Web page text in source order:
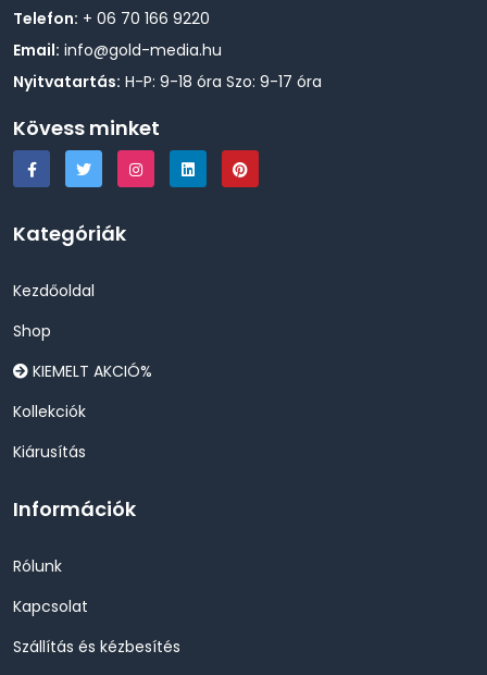
Telefon: + 06 70 166 9220
Email: info@gold-media.hu
Nyitvatartás: H-P: 9-18 óra Szo: 9-17 óra
Kövess minket
Kategóriák
Kezdőoldal
Shop
KIEMELT AKCIÓ%
Kollekciók
Kiárusítás
Információk
Rólunk
Kapcsolat
Szállítás és kézbesítés